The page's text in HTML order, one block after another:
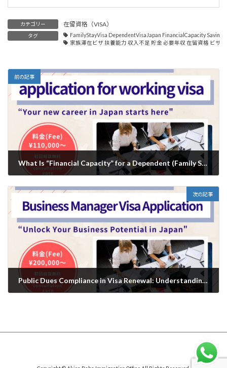
カテゴリー 在留資格（VISA）
タグ
FamilyStayVisa DependentVisaJapan FinancialCapacity
家族滞在ビザ 扶養能力 収入不足 貯金 必要年収 在留資格 ビザ
前の記事
What Is “Financial Capacity” for a Dependent (Family Stay) Visa in Japan? Understanding Income, Tax Status, and Housing Requirements/家族滞在ビザの「扶養能力」とは何か｜収入・税・住居の考え方を行政書士が解説
次の記事
Public Dues Compliance in Visa Renewal: Understanding the Screening Criteria/経営管理ビザ更新時の「公租公課の履行確認」とは？概要と審査の考え方